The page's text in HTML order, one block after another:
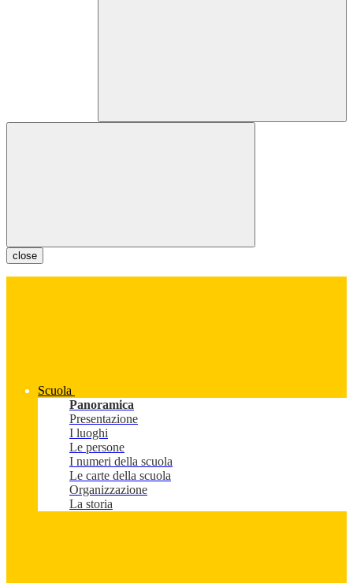
close
Scuola
Panoramica
Presentazione
I luoghi
Le persone
I numeri della scuola
Le carte della scuola
Organizzazione
La storia